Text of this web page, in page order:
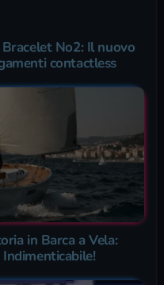
No2: Il nuovo
contactless
in Barca a Vela: